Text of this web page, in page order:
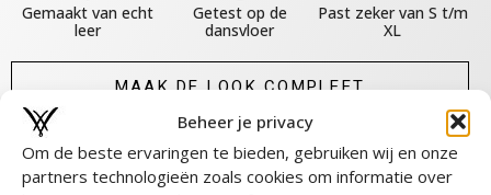
Beheer je privacy
Om de beste ervaringen te bieden, gebruiken wij en onze
partners technologieën zoals cookies om informatie over
Gemaakt van echt
leer
Getest op de
dansvloer
Past zeker van S t/m
XL
MAAK DE LOOK COMPLEET
DEEL DIT PRODUCT